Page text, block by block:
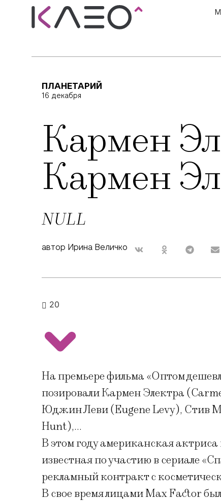
ПЛАНЕТАРИЙ
16 декабря
Кармен
Кармен
NULL
автор Ирина Величко
20
На премьере фильма «Оптом
позировали Кармен Электра
Юджин Леви (Eugene Levy), Стив
Hunt),…
В этом году американская
известная по участию в сериале
рекламный контракт с
В свое время лицами Max Factor